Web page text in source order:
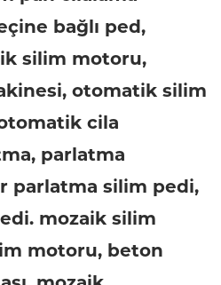
bağlı ped,
silim motoru,
otomatik silim
cila
parlatma
parlatma silim pedi,
mozaik silim
motoru, beton